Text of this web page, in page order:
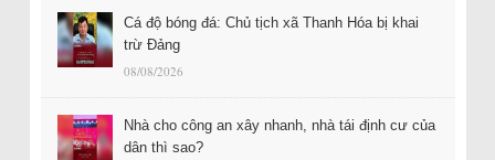
Cá độ bóng đá: Chủ tịch xã Thanh Hóa bị khai
trừ Đảng
08/08/2026
Nhà cho công an xây nhanh, nhà tái định cư của
dân thì sao?